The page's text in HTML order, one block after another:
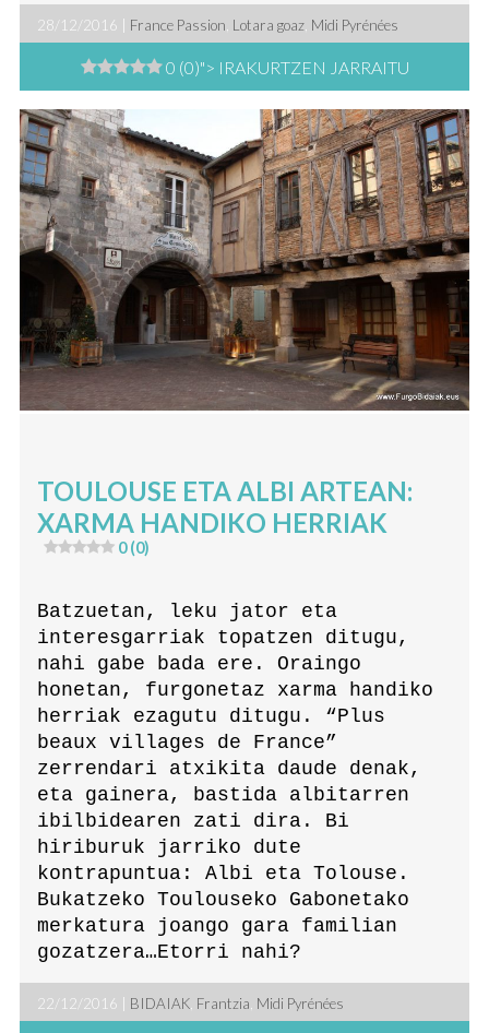
28/12/2016 | France Passion Lotara goaz Midi Pyrénées
0 (0)"> IRAKURTZEN JARRAITU
TOULOUSE ETA ALBI ARTEAN:
XARMA HANDIKO HERRIAK
0 (0)
Batzuetan, leku jator eta
interesgarriak topatzen ditugu,
nahi gabe bada ere. Oraingo
honetan, furgonetaz xarma handiko
herriak ezagutu ditugu. “Plus
beaux villages de France”
zerrendari atxikita daude denak,
eta gainera, bastida albitarren
ibilbidearen zati dira. Bi
hiriburuk jarriko dute
kontrapuntua: Albi eta Tolouse.
Bukatzeko Toulouseko Gabonetako
merkatura joango gara familian
gozatzera…Etorri nahi?
22/12/2016 | BIDAIAK Frantzia Midi Pyrénées